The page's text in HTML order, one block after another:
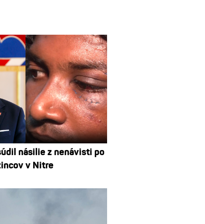
násilie z nenávisti po
v Nitre